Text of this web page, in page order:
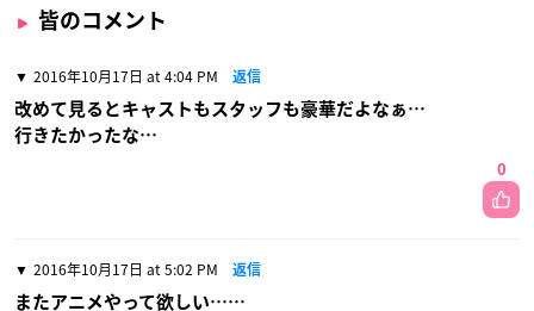
皆のコメント
2016年10月17日 at 4:04 PM 返信
改めて見るとキャストもスタッフも豪華だよなぁ…
行きたかったな…
0
2016年10月17日 at 5:02 PM 返信
またアニメやって欲しい……